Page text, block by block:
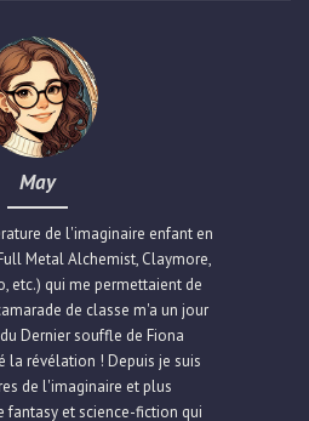
May
de l'imaginaire enfant en
Metal Alchemist, Claymore,
etc.) qui me permettaient de
de classe m'a un jour
Dernier souffle de Fiona
la révélation ! Depuis je suis
de l'imaginaire et plus
fantasy et science-fiction qui